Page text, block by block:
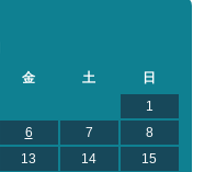
金 土
日
1
6 7
8
13 14
15